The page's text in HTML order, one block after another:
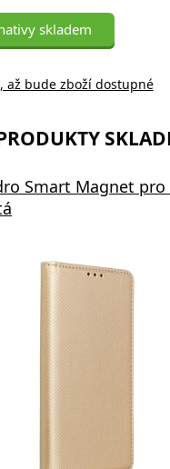
skladem
až bude zboží dostupné
Smart Magnet pro